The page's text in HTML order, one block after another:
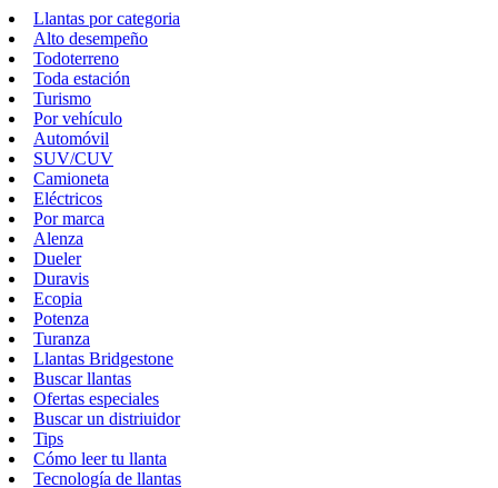
Llantas por categoria
Alto desempeño
Todoterreno
Toda estación
Turismo
Por vehículo
Automóvil
SUV/CUV
Camioneta
Eléctricos
Por marca
Alenza
Dueler
Duravis
Ecopia
Potenza
Turanza
Llantas Bridgestone
Buscar llantas
Ofertas especiales
Buscar un distriuidor
Tips
Cómo leer tu llanta
Tecnología de llantas